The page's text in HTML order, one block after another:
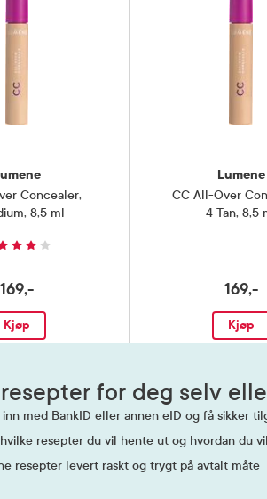
Concealer,
8,5 ml
169,-
Kjøp
Lumene
CC All-Over
4 Tan, 8,5
169,-
Kjøp
for deg selv
inn med BankID eller annen eID og få sikker
resepter du vil hente ut og hvordan du
resepter levert raskt og trygt på avtalt måte